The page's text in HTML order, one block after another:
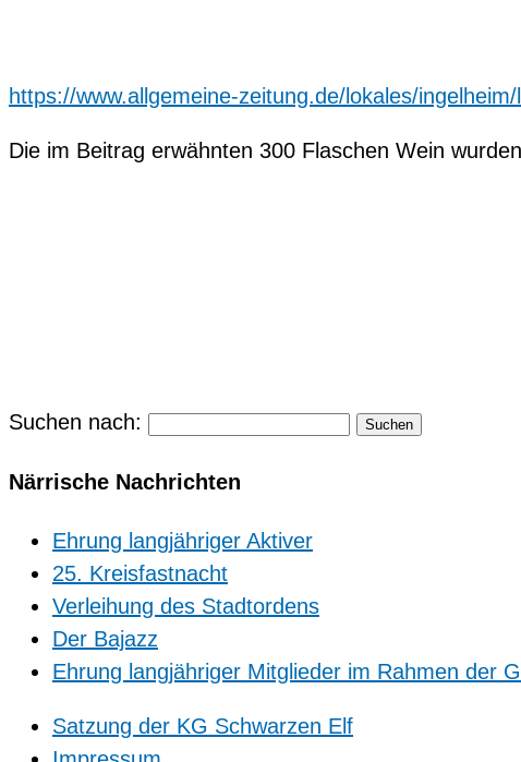
https://www.allgemeine-zeitung.de/lokales/
Die im Beitrag erwähnten 300 Flaschen Wein
Suchen nach:
Närrische Nachrichten
Ehrung langjähriger Aktiver
25. Kreisfastnacht
Verleihung des Stadtordens
Der Bajazz
Ehrung langjähriger Mitglieder im Rahmen der
Satzung der KG Schwarzen Elf